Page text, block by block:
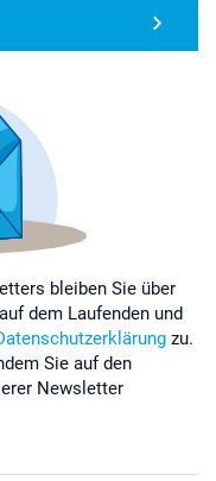
bleiben Sie über
dem Laufenden und
zu.
Sie auf den
Newsletter